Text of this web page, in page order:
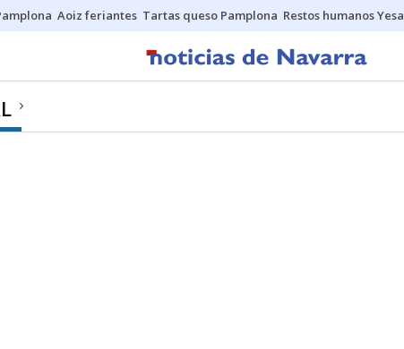
Aoiz feriantes Tartas queso Pamplona Restos humanos Yesa